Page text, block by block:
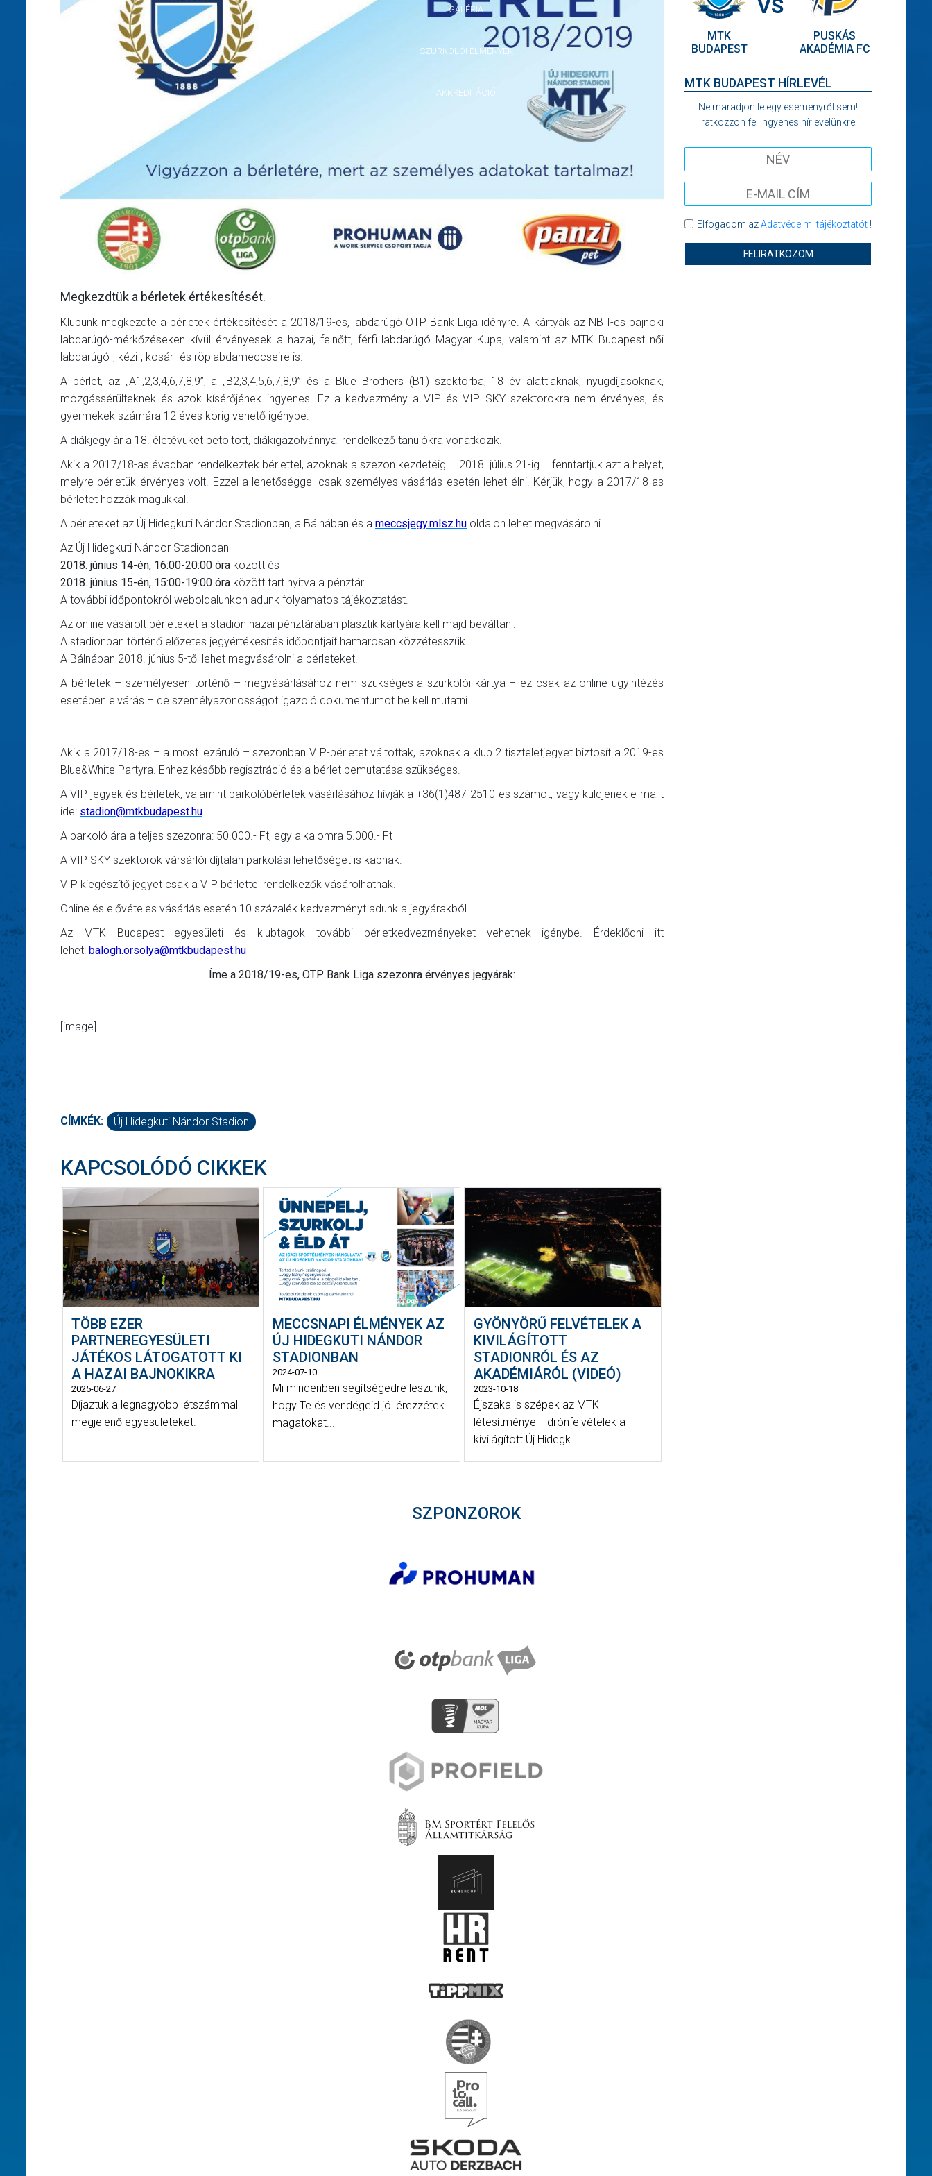
GALÉRIA
SZURKOLÓI ÉLMÉNYEK
AKKREDITÁCIÓ
Megkezdtük a bérletek értékesítését.
Klubunk megkezdte a bérletek értékesítését a 2018/19-es, labdarúgó OTP Bank Liga idényre. A kártyák az NB I-es bajnoki
labdarúgó-mérkőzéseken kívül érvényesek a hazai, felnőtt, férfi labdarúgó Magyar Kupa, valamint az MTK Budapest női
labdarúgó-, kézi-, kosár- és röplabdameccseire is.
A bérlet, az „A1,2,3,4,6,7,8,9”, a „B2,3,4,5,6,7,8,9” és a Blue Brothers (B1) szektorba, 18 év alattiaknak, nyugdíjasoknak,
mozgássérülteknek és azok kísérőjének ingyenes. Ez a kedvezmény a VIP és VIP SKY szektorokra nem érvényes, és
gyermekek számára 12 éves korig vehető igénybe.
A diákjegy ár a 18. életévüket betöltött, diákigazolvánnyal rendelkező tanulókra vonatkozik.
Akik a 2017/18-as évadban rendelkeztek bérlettel, azoknak a szezon kezdetéig – 2018. július 21-ig – fenntartjuk azt a helyet,
melyre bérletük érvényes volt. Ezzel a lehetőséggel csak személyes vásárlás esetén lehet élni. Kérjük, hogy a 2017/18-as
bérletet hozzák magukkal!
A bérleteket az Új Hidegkuti Nándor Stadionban, a Bálnában és a meccsjegy.mlsz.hu oldalon lehet megvásárolni.
Az Új Hidegkuti Nándor Stadionban
2018. június 14-én, 16:00-20:00 óra között és
2018. június 15-én, 15:00-19:00 óra között tart nyitva a pénztár.
A további időpontokról weboldalunkon adunk folyamatos tájékoztatást.
Az online vásárolt bérleteket a stadion hazai pénztárában plasztik kártyára kell majd beváltani.
A stadionban történő előzetes jegyértékesítés időpontjait hamarosan közzétesszük.
A Bálnában 2018. június 5-től lehet megvásárolni a bérleteket.
A bérletek – személyesen történő – megvásárlásához nem szükséges a szurkolói kártya – ez csak az online ügyintézés
esetében elvárás – de személyazonosságot igazoló dokumentumot be kell mutatni.
Akik a 2017/18-es – a most lezáruló – szezonban VIP-bérletet váltottak, azoknak a klub 2 tiszteletjegyet biztosít a 2019-es
Blue&White Partyra. Ehhez később regisztráció és a bérlet bemutatása szükséges.
A VIP-jegyek és bérletek, valamint parkolóbérletek vásárlásához hívják a +36(1)487-2510-es számot, vagy küldjenek e-mailt
ide: stadion@mtkbudapest.hu
A parkoló ára a teljes szezonra: 50.000.- Ft, egy alkalomra 5.000.- Ft
A VIP SKY szektorok vársárlói díjtalan parkolási lehetőséget is kapnak.
VIP kiegészítő jegyet csak a VIP bérlettel rendelkezők vásárolhatnak.
Online és elővételes vásárlás esetén 10 százalék kedvezményt adunk a jegyárakból.
Az MTK Budapest egyesületi és klubtagok további bérletkedvezményeket vehetnek igénybe. Érdeklődni itt
lehet: balogh.orsolya@mtkbudapest.hu
Íme a 2018/19-es, OTP Bank Liga szezonra érvényes jegyárak:
[image]
CÍMKÉK: Új Hidegkuti Nándor Stadion
KAPCSOLÓDÓ CIKKEK
TÖBB EZER
PARTNEREGYESÜLETI
JÁTÉKOS LÁTOGATOTT KI
A HAZAI BAJNOKIKRA
2025-06-27
Díjaztuk a legnagyobb létszámmal
megjelenő egyesületeket.
MECCSNAPI ÉLMÉNYEK AZ
ÚJ HIDEGKUTI NÁNDOR
STADIONBAN
2024-07-10
Mi mindenben segítségedre leszünk,
hogy Te és vendégeid jól érezzétek
magatokat...
GYÖNYÖRŰ FELVÉTELEK A
KIVILÁGÍTOTT
STADIONRÓL ÉS AZ
AKADÉMIÁRÓL (VIDEÓ)
2023-10-18
Éjszaka is szépek az MTK
létesítményei - drónfelvételek a
kivilágított Új Hidegk...
MTK
BUDAPEST
VS
PUSKÁS
AKADÉMIA FC
MTK BUDAPEST HÍRLEVÉL
Ne maradjon le egy eseményről sem!
Iratkozzon fel ingyenes hírlevelünkre:
Elfogadom azAdatvédelmi tájékoztatót!
FELIRATKOZOM
SZPONZOROK